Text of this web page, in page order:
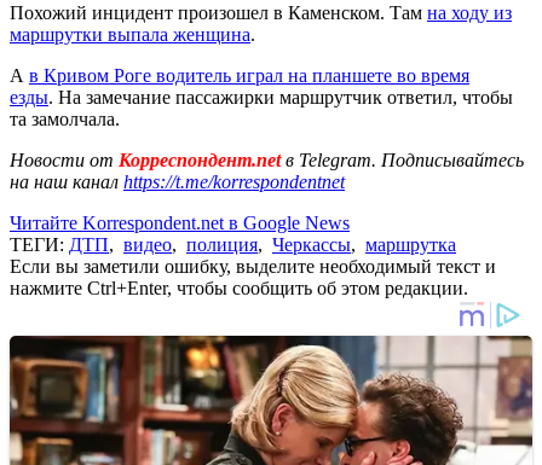
Похожий инцидент произошел в Каменском. Там на ходу из
маршрутки выпала женщина.
А в Кривом Роге водитель играл на планшете во время
езды. На замечание пассажирки маршрутчик ответил, чтобы
та замолчала.
Новости от Корреспондент.netв Telegram. Подписывайтесь
на наш канал https://t.me/korrespondentnet
Читайте Korrespondent.net в Google News
ТЕГИ: ДТП, видео, полиция, Черкассы, маршрутка
Если вы заметили ошибку, выделите необходимый текст и
нажмите Ctrl+Enter, чтобы сообщить об этом редакции.